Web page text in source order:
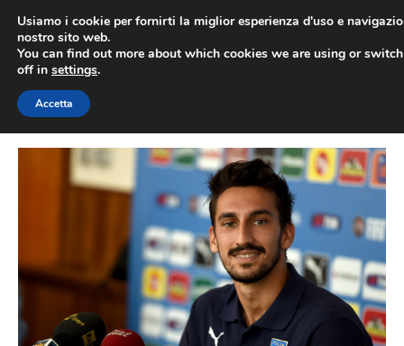
contenuto
Usiamo i cookie per fornirti la miglior esperienza d'uso e
nostro sito web.
You can find out more about which cookies we are using or
off in settings.
Accetta